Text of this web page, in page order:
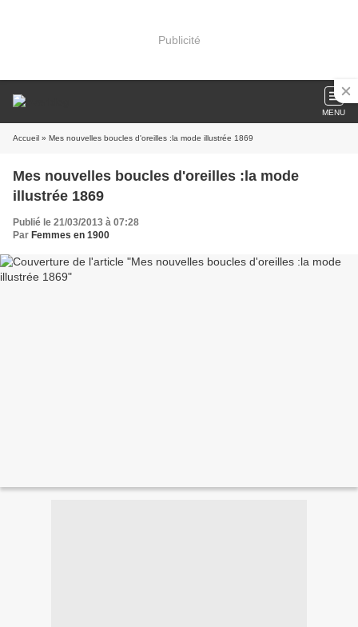
Publicité
MENU
Accueil » Mes nouvelles boucles d'oreilles :la mode illustrée 1869
Mes nouvelles boucles d'oreilles :la mode
illustrée 1869
Publié le 21/03/2013 à 07:28
Par Femmes en 1900